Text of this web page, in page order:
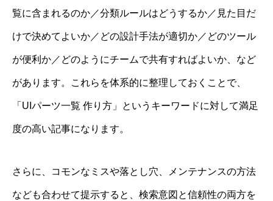
覧に含まれるのか／分類ルールはどうするか／見た目だ
けで決めてよいか／どの設計手法が適切か／どのツール
が便利か／どのようにチームで共有すればよいか、など
があります。これらを体系的に整理しておくことで、
「UIパーツ一覧 作り方」というキーワードに対して満足
度の高い記事になります。
さらに、コモンなミスや落とし穴、メンテナンスの方法
なども合わせて提示すると、検索意図と信頼性の両方を